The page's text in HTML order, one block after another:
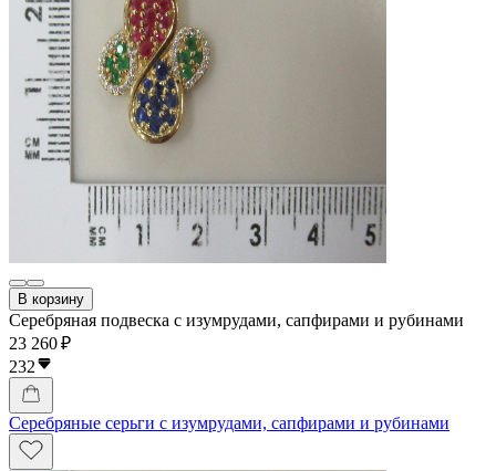
В корзину
Серебряная подвеска с изумрудами, сапфирами и рубинами
23 260 ₽
232
Серебряные серьги с изумрудами, сапфирами и рубинами